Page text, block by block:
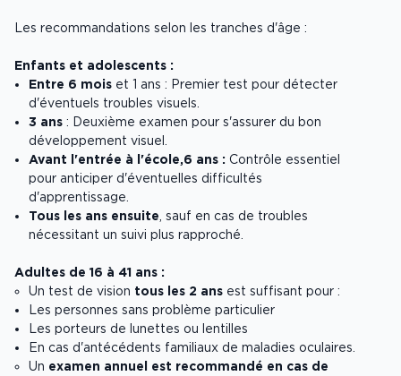
Les recommandations selon les tranches d'âge :
Enfants et adolescents :
Entre 6 mois et 1 ans : Premier test pour détecter
d'éventuels troubles visuels.
3 ans : Deuxième examen pour s'assurer du bon
développement visuel.
Avant l'entrée à l'école, 6 ans : Contrôle essentiel
pour anticiper d'éventuelles difficultés
d'apprentissage.
Tous les ans ensuite , sauf en cas de troubles
nécessitant un suivi plus rapproché.
Adultes de 16 à 41 ans :
Un test de vision tous les 2 ans est suffisant pour :
Les personnes sans problème particulier
Les porteurs de lunettes ou lentilles
En cas d'antécédents familiaux de maladies oculaires.
Un examen annuel est recommandé en cas de